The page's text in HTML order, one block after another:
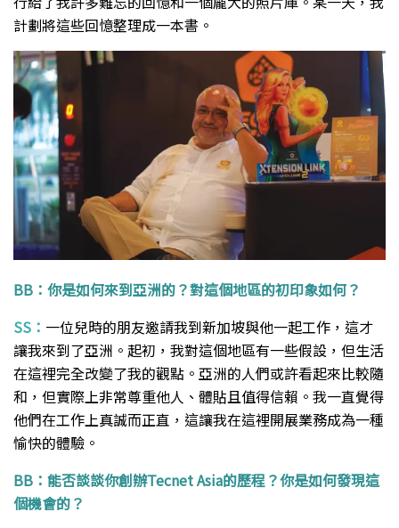
計劃將這些回憶整理成一本書。
BB：你是如何來到亞洲的？對這個地區的初印象如何？
SS： 一位兒時的朋友邀請我到新加坡與他一起工作，這才
讓我來到了亞洲。起初，我對這個地區有一些假設，但生活
在這裡完全改變了我的觀點。亞洲的人們或許看起來比較隨
和，但實際上非常尊重他人、體貼且值得信賴。我一直覺得
他們在工作上真誠而正直，這讓我在這裡開展業務成為一種
愉快的體驗。
BB：能否談談你創辦Tecnet Asia的歷程？你是如何發現這
個機會的？